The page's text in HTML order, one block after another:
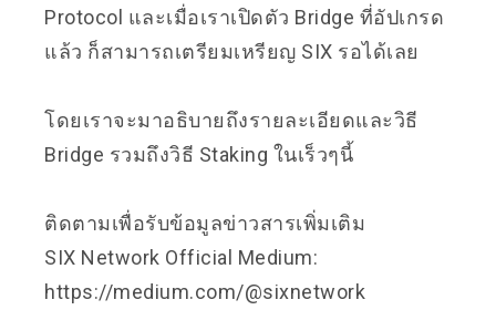
Protocol และเมื่อเราเปิดตัว Bridge ที่อัปเกรด
แล้ว ก็สามารถเตรียมเหรียญ SIX รอได้เลย
โดยเราจะมาอธิบายถึงรายละเอียดและวิธี
Bridge รวมถึงวิธี Staking ในเร็วๆนี้
ติดตามเพื่อรับข้อมูลข่าวสารเพิ่มเติม
SIX Network Official Medium:
https://medium.com/@sixnetwork